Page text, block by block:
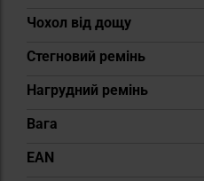
Чохол від дощу
Стегновий ремінь
Нагрудний ремінь
Вага
EAN